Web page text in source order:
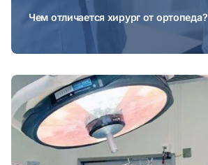
Чем отличается хирург от ортопеда?